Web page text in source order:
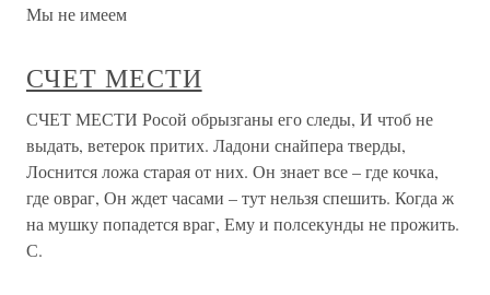
Мы не имеем
СЧЕТ МЕСТИ
СЧЕТ МЕСТИ Росой обрызганы его следы, И чтоб не
выдать, ветерок притих. Ладони снайпера тверды,
Лоснится ложа старая от них. Он знает все – где кочка,
где овраг, Он ждет часами – тут нельзя спешить. Когда ж
на мушку попадется враг, Ему и полсекунды не прожить.
С.